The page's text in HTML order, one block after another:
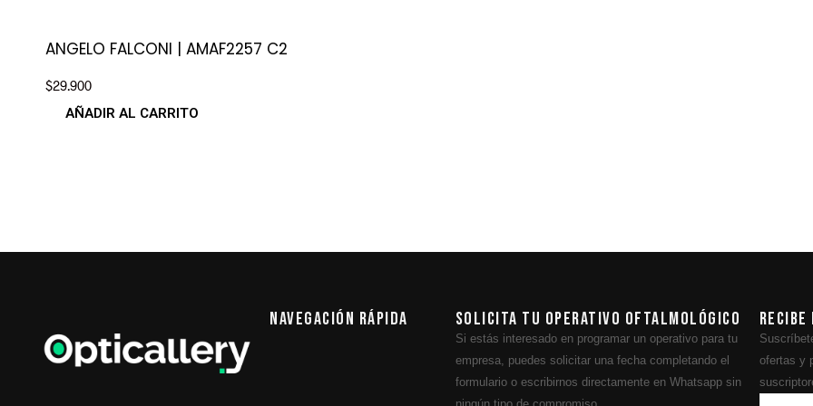
ANGELO FALCONI | AMAF2257 C2
$29.900
AÑADIR AL CARRITO
Navegación Rápida Solicita tu operativo oftalmológico
Si estás interesado en programar un operativo para tu
empresa, puedes solicitar una fecha completando el
formulario o escribirnos directamente en Whatsapp sin
ofertas y